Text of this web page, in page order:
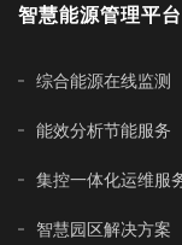
智慧能源管理平台
综合能源在线监测
能效分析节能服务
集控一体化运维服
智慧园区解决方案